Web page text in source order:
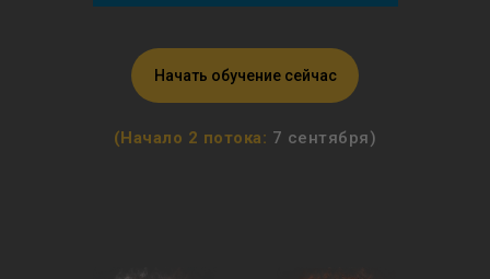
Начать обучение сейчас
(Начало 2 потока: 7 сентября)